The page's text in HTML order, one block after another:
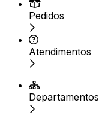
Pedidos
Atendimentos
Departamentos